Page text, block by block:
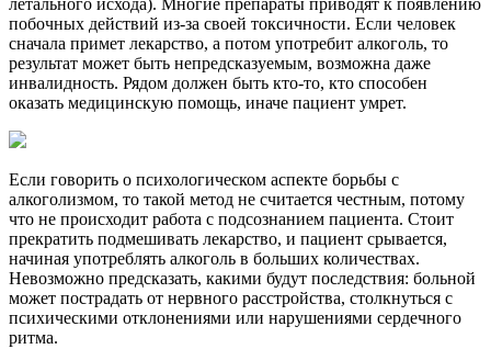
летального исхода). Многие препараты приводят к появлению
побочных действий из-за своей токсичности. Если человек
сначала примет лекарство, а потом употребит алкоголь, то
результат может быть непредсказуемым, возможна даже
инвалидность. Рядом должен быть кто-то, кто способен
оказать медицинскую помощь, иначе пациент умрет.
Если говорить о психологическом аспекте борьбы с
алкоголизмом, то такой метод не считается честным, потому
что не происходит работа с подсознанием пациента. Стоит
прекратить подмешивать лекарство, и пациент срывается,
начиная употреблять алкоголь в больших количествах.
Невозможно предсказать, какими будут последствия: больной
может пострадать от нервного расстройства, столкнуться с
психическими отклонениями или нарушениями сердечного
ритма.